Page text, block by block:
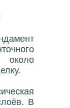
около
В